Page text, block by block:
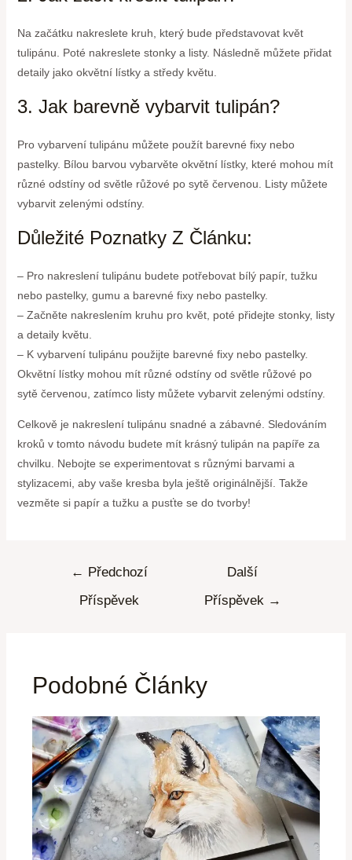
Na začátku nakreslete kruh, který bude představovat květ
tulipánu. Poté nakreslete stonky a listy. Následně můžete přidat
detaily jako okvětní lístky a středy květu.
3. Jak barevně vybarvit tulipán?
Pro vybarvení tulipánu můžete použít barevné fixy nebo
pastelky. Bílou barvou vybarvěte okvětní lístky, které mohou mít
různé odstíny od světle růžové po sytě červenou. Listy můžete
vybarvit zelenými odstíny.
Důležité Poznatky Z Článku:
– Pro nakreslení tulipánu budete potřebovat bílý papír, tužku
nebo pastelky, gumu a barevné fixy nebo pastelky.
– Začněte nakreslením kruhu pro květ, poté přidejte stonky, listy
a detaily květu.
– K vybarvení tulipánu použijte barevné fixy nebo pastelky.
Okvětní lístky mohou mít různé odstíny od světle růžové po
sytě červenou, zatímco listy můžete vybarvit zelenými odstíny.
Celkově je nakreslení tulipánu snadné a zábavné. Sledováním
kroků v tomto návodu budete mít krásný tulipán na papíře za
chvilku. Nebojte se experimentovat s různými barvami a
stylizacemi, aby vaše kresba byla ještě originálnější. Takže
vezměte si papír a tužku a pusťte se do tvorby!
← Předchozí
Příspěvek
Další
Příspěvek →
Podobné Články